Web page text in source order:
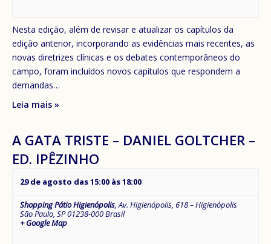
Nesta edição, além de revisar e atualizar os capítulos da
edição anterior, incorporando as evidências mais recentes, as
novas diretrizes clínicas e os debates contemporâneos do
campo, foram incluídos novos capítulos que respondem a
demandas…
Leia mais »
A GATA TRISTE – DANIEL GOLTCHER –
ED. IPÊZINHO
29 de agosto das 15:00 às18:00
Shopping Pátio Higienópolis,Av. Higienópolis, 618 – Higienópolis
São Paulo, SP01238-000Brasil
+ Google Map